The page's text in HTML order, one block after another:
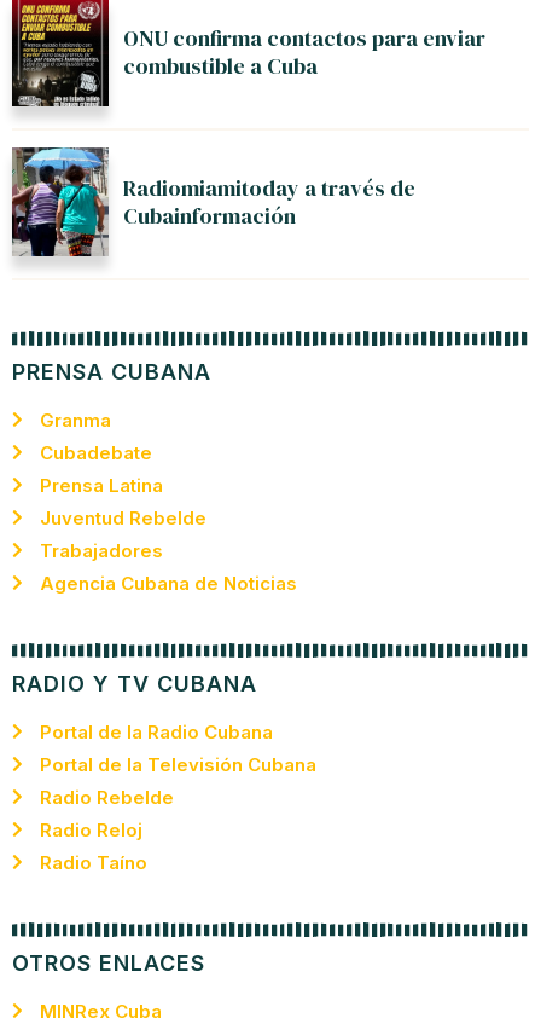
ONU confirma contactos para enviar
combustible a Cuba
Radiomiamitoday a través de
Cubainformación
PRENSA CUBANA
Granma
Cubadebate
Prensa Latina
Juventud Rebelde
Trabajadores
Agencia Cubana de Noticias
RADIO Y TV CUBANA
Portal de la Radio Cubana
Portal de la Televisión Cubana
Radio Rebelde
Radio Reloj
Radio Taíno
OTROS ENLACES
MINRex Cuba